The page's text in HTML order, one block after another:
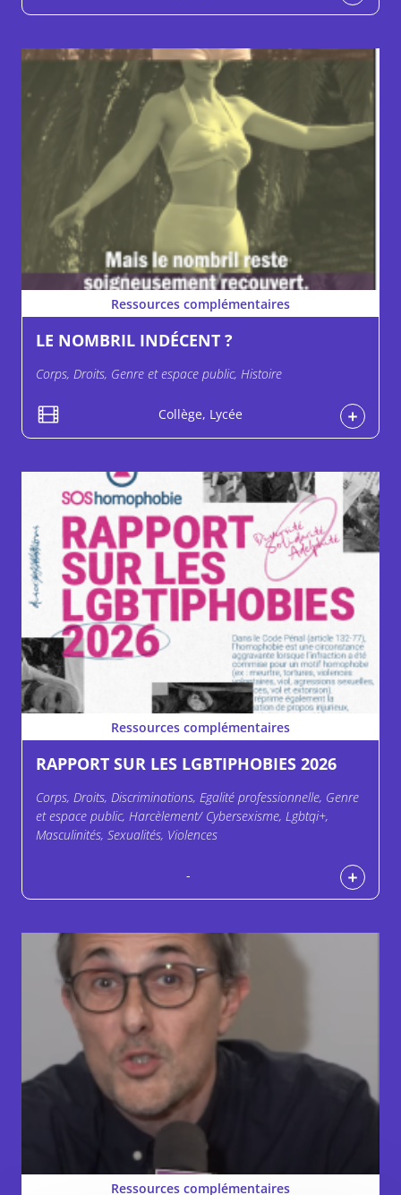
Ressources complémentaires
LE NOMBRIL INDÉCENT ?
Corps, Droits, Genre et espace public, Histoire
Collège, Lycée
Ressources complémentaires
RAPPORT SUR LES LGBTIPHOBIES 2026
Corps, Droits, Discriminations, Egalité professionnelle, Genre
et espace public, Harcèlement/ Cybersexisme, Lgbtqi+,
Masculinités, Sexualités, Violences
-
Ressources complémentaires